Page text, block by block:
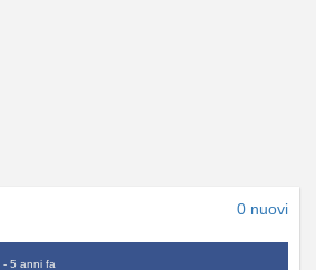
0 nuovi
- 5 anni fa